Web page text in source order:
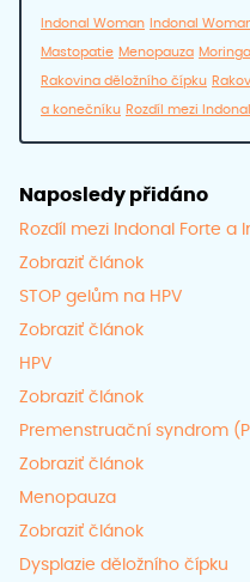
Indonal Woman Indonal
Mastopatie Menopauza Moringa
Rakovina děložního čípku
a konečníku Rozdíl mezi
Naposledy přidáno
Rozdíl mezi Indonal Forte a
Zobraziť článok
STOP gelům na HPV
Zobraziť článok
HPV
Zobraziť článok
Premenstruační syndrom
Zobraziť článok
Menopauza
Zobraziť článok
Dysplazie děložního čípku